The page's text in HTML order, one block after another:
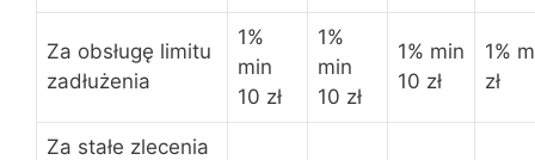
Za obsługę limitu
zadłużenia
1%
min
10 zł
1%
min
10 zł
1% min
10 zł
1%
zł
Za stałe zlecenia